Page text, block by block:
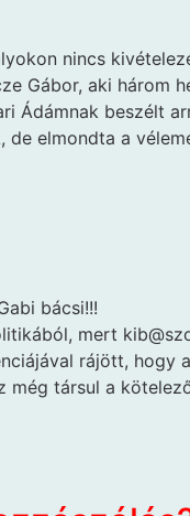
nincs
Gábor, aki három
Ádámnak beszélt
de elmondta a
bácsi!!!
mert
rájött, hogy
még társul a